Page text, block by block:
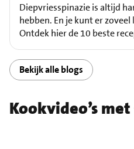
Diepvriesspinazie is altijd
hebben. En je kunt er
Ontdek hier de 10 beste
Bekijk alle blogs
Kookvideo’s